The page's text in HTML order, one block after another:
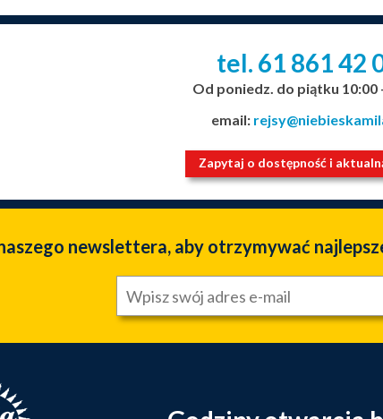
tel. 61 86142
Od poniedz. do piątku 10:00
email:
Zapytaj o dostępność i
newslettera, aby otrzymywać